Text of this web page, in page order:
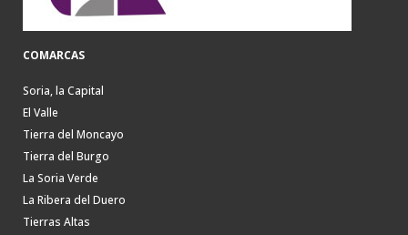
COMARCAS
Soria, la Capital
El Valle
Tierra del Moncayo
Tierra del Burgo
La Soria Verde
La Ribera del Duero
Tierras Altas